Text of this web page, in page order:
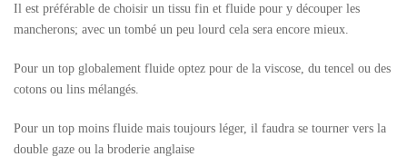
Il est préférable de choisir un tissu fin et fluide pour y découper les
mancherons; avec un tombé un peu lourd cela sera encore mieux.
Pour un top globalement fluide optez pour de la viscose, du tencel ou des
cotons ou lins mélangés.
Pour un top moins fluide mais toujours léger, il faudra se tourner vers la
double gaze ou la broderie anglaise